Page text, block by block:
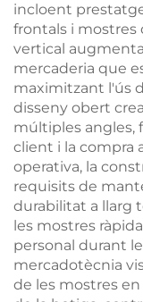
incloent
frontals i mostres
vertical
mercaderia que
maximitzant l'ús
disseny obert
múltiples
client i la compra
operativa, la
requisits de
durabilitat a llarg
les mostres
personal durant
mercadotècnia
de les mostres